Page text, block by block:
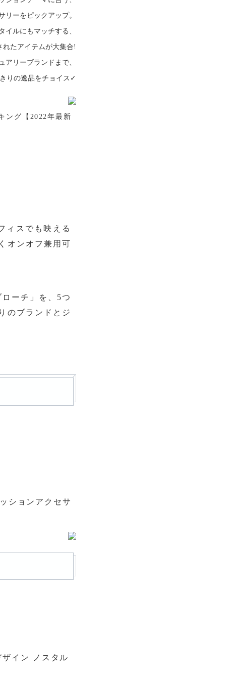
リーをピックアップ。
イルにもマッチする、
れたアイテムが大集合!
アリーブランドまで、
りの逸品をチョイス✓
ング【2022年最新
ィスでも映える
オンオフ兼用可
ーチ」を、5つ
のブランドとジ
ションアクセサ
イン ノスタル